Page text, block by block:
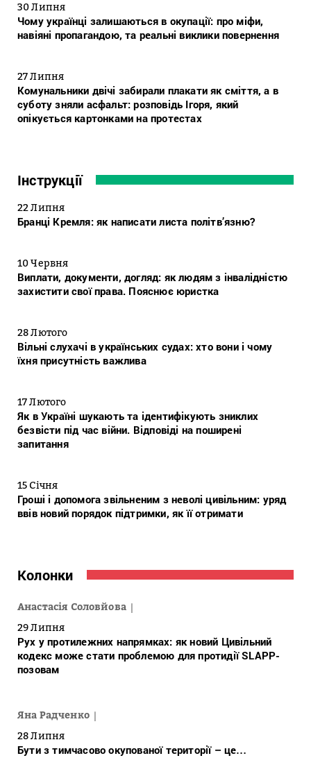
30 Липня
Чому українці залишаються в окупації: про міфи,
навіяні пропагандою, та реальні виклики повернення
27 Липня
Комунальники двічі забирали плакати як сміття, а в
суботу зняли асфальт: розповідь Ігоря, який
опікується картонками на протестах
Інструкції
22 Липня
Бранці Кремля: як написати листа політв’язню?
10 Червня
Виплати, документи, догляд: як людям з інвалідністю
захистити свої права. Пояснює юристка
28 Лютого
Вільні слухачі в українських судах: хто вони і чому
їхня присутність важлива
17 Лютого
Як в Україні шукають та ідентифікують зниклих
безвісти під час війни. Відповіді на поширені
запитання
15 Січня
Гроші і допомога звільненим з неволі цивільним: уряд
ввів новий порядок підтримки, як її отримати
Колонки
Анастасія Соловйова
29 Липня
Рух у протилежних напрямках: як новий Цивільний
кодекс може стати проблемою для протидії SLAPP-
позовам
Яна Радченко
28 Липня
Бути з тимчасово окупованої території – це…